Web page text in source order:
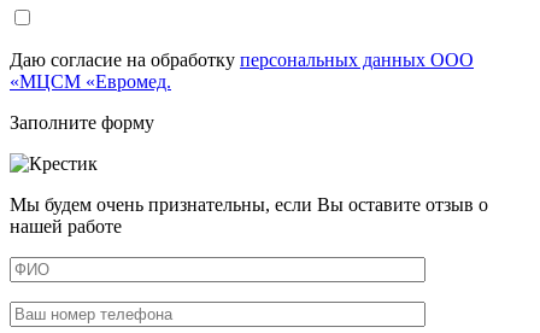
Даю согласие на обработку персональных данных ООО
«МЦСМ «Евромед.
Заполните форму
Мы будем очень признательны, если Вы оставите отзыв о
нашей работе